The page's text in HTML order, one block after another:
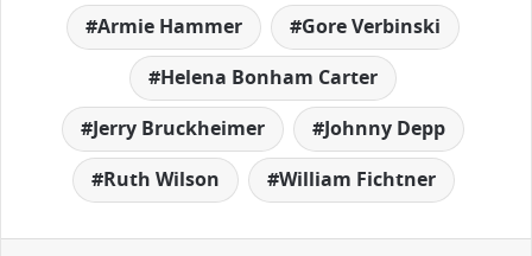
Armie Hammer
Gore Verbinski
Helena Bonham Carter
Jerry Bruckheimer
Johnny Depp
Ruth Wilson
William Fichtner